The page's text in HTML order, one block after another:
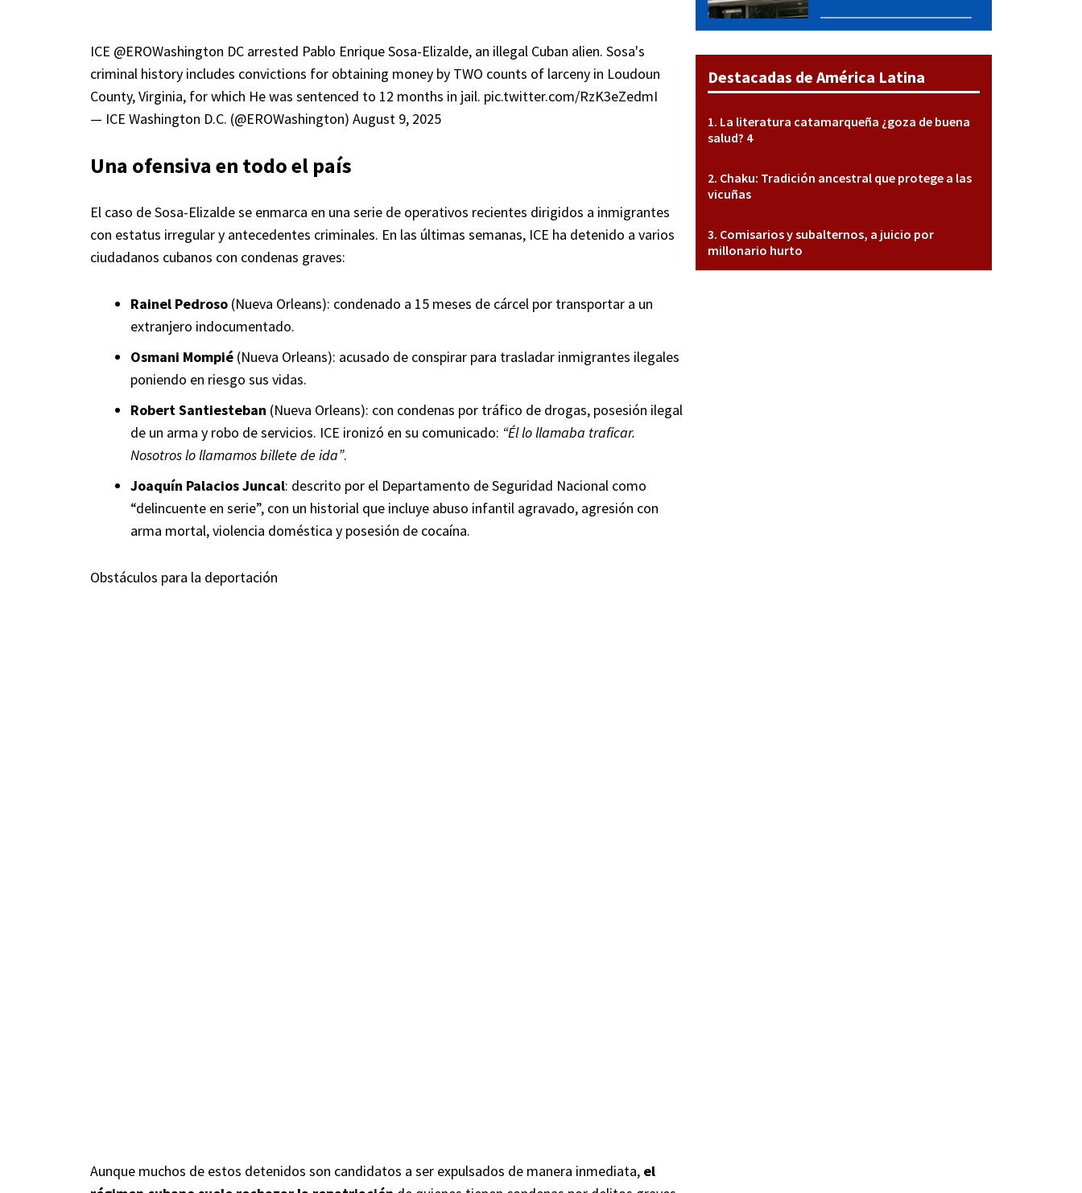
ICE @EROWashington DC arrested Pablo Enrique Sosa-Elizalde, an illegal Cuban alien. Sosa's
criminal history includes convictions for obtaining money by TWO counts of larceny in Loudoun
County, Virginia, for which He was sentenced to 12 months in jail. pic.twitter.com/RzK3eZedmI
— ICE Washington D.C. (@EROWashington) August 9, 2025
Una ofensiva en todo el país
El caso de Sosa-Elizalde se enmarca en una serie de operativos recientes dirigidos a inmigrantes
con estatus irregular y antecedentes criminales. En las últimas semanas, ICE ha detenido a varios
ciudadanos cubanos con condenas graves:
Rainel Pedroso (Nueva Orleans): condenado a 15 meses de cárcel por transportar a un
extranjero indocumentado.
Osmani Mompié (Nueva Orleans): acusado de conspirar para trasladar inmigrantes ilegales
poniendo en riesgo sus vidas.
Robert Santiesteban (Nueva Orleans): con condenas por tráfico de drogas, posesión ilegal
de un arma y robo de servicios. ICE ironizó en su comunicado: “Él lo llamaba traficar.
Nosotros lo llamamos billete de ida”.
Joaquín Palacios Juncal: descrito por el Departamento de Seguridad Nacional como
“delincuente en serie”, con un historial que incluye abuso infantil agravado, agresión con
arma mortal, violencia doméstica y posesión de cocaína.
Obstáculos para la deportación
Aunque muchos de estos detenidos son candidatos a ser expulsados de manera inmediata, el
Destacadas de América Latina
La literatura catamarqueña ¿goza de buena
salud? 4
Chaku: Tradición ancestral que protege a las
vicuñas
Comisarios y subalternos, a juicio por
millonario hurto